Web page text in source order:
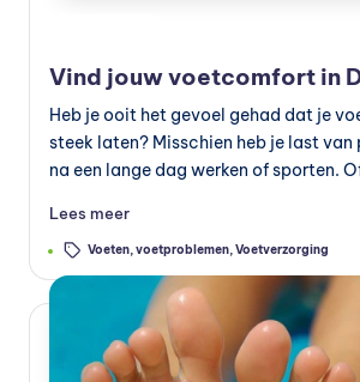
d
in
g
v
o
e
d
Vind jouw voetcomfort in
Heb je ooit het gevoel gehad dat je
steek laten? Misschien heb je last
na een lange dag werken of sporten.
Lees meer
Tags: Voeten,voetproblemen,Voetverzorging